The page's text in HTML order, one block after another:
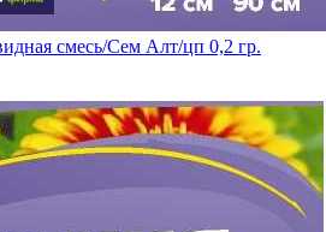
смесь/Сем Алт/цп 0,2 гр.